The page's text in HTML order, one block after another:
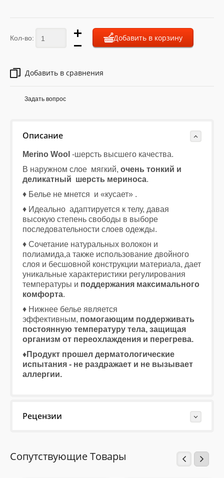
Кол-во: Добавить в корзину
Добавить в сравнения
Задать вопрос
Описание
Merino Wool -шерсть высшего качества.
В наружном слое мягкий, очень тонкий и
деликатный шерсть мериноса.
♦ Белье не мнется и «кусает» .
♦ Идеально адаптируется к телу, давая
высокую степень свободы в выборе
последовательности слоев одежды.
♦ Сочетание натуральных волокон и
полиамида,а также использование двойного
слоя и бесшовной конструкции материала, дает
уникальные характеристики регулирования
температуры и поддержания максимального
комфорта.
♦ Нижнее белье является
эффективным, помогающим поддерживать
постоянную температуру тела, защищая
организм от переохлаждения и перегрева.
♦Продукт прошел дерматологические
испытания - не раздражает и не вызывает
аллергии.
Рецензии
Сопутствующие Товары